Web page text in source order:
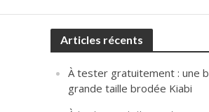
Articles récents
À tester gratuitement : une
grande taille brodée Kiabi